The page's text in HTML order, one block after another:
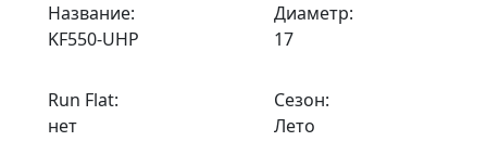
Название:
KF550-UHP
Диаметр:
17
Run Flat:
нет
Сезон:
Лето